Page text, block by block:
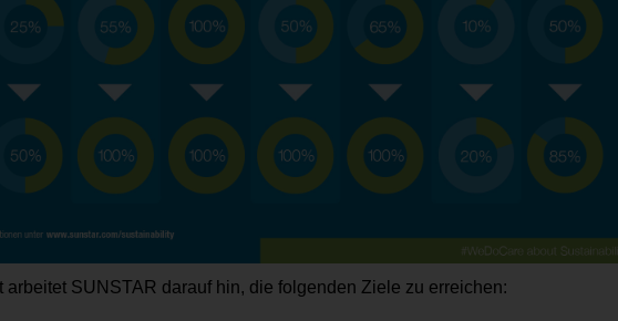
arbeitet SUNSTAR darauf hin, die folgenden Ziele zu erreichen: